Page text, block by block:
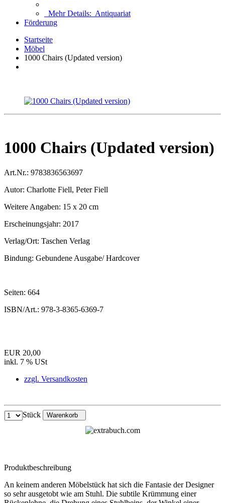
Mehr Details: Antiquariat
Förderung
Startseite
Möbel
1000 Chairs (Updated version)
1000 Chairs (Updated version)
Art.Nr.: 9783836563697
Autor: Charlotte Fiell, Peter Fiell
Weitere Angaben: 15 x 20 cm
Erscheinungsjahr: 2017
Verlag/Ort: Taschen Verlag
Bindung: Gebundene Ausgabe/ Hardcover
Seiten: 664
ISBN/Art.: 978-3-8365-6369-7
EUR 20,00
inkl. 7 % USt
zzgl. Versandkosten
Stück Warenkorb
Produktbeschreibung
An keinem anderen Möbelstück hat sich die Fantasie der Designer
so sehr ausgetobt wie am Stuhl. Die subtile Krümmung einer